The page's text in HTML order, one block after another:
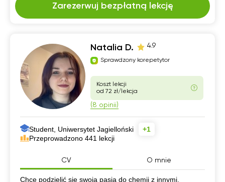
Zarezerwuj bezpłatną lekcję
Natalia D. 4.9
Sprawdzony korepetytor
Koszt lekcji
od 72 zł/lekcja
(8 opinii)
Student, Uniwersytet Jagielloński
+1
Przeprowadzono 441 lekcji
CV O mnie
CV
Chcę podzielić się swoją pasją do chemii z innymi.